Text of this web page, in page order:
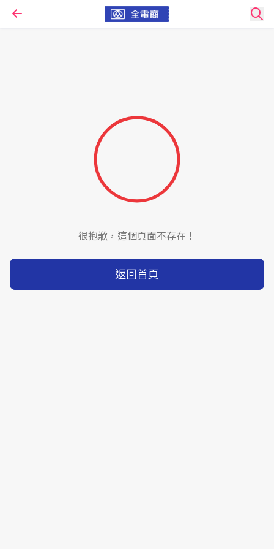
很抱歉，這個頁面不存在！
返回首頁